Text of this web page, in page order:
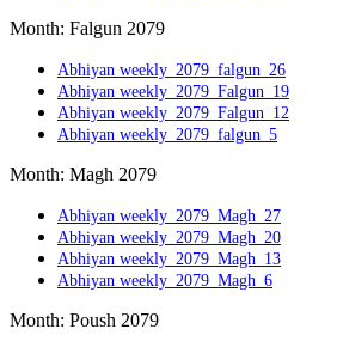
Month: Falgun 2079
Abhiyan weekly_2079_falgun_26
Abhiyan weekly_2079_Falgun_19
Abhiyan weekly_2079_Falgun_12
Abhiyan weekly_2079_falgun_5
Month: Magh 2079
Abhiyan weekly_2079_Magh_27
Abhiyan weekly_2079_Magh_20
Abhiyan weekly_2079_Magh_13
Abhiyan weekly_2079_Magh_6
Month: Poush 2079